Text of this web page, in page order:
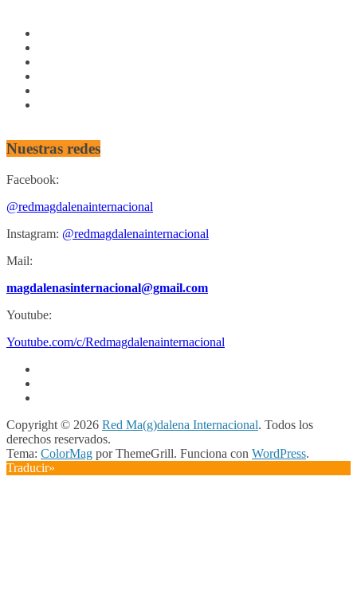
Nuestras redes
Facebook:
@redmagdalenainternacional
Instagram: @redmagdalenainternacional
Mail:
magdalenasinternacional@gmail.com
Youtube:
Youtube.com/c/Redmagdalenainternacional
Copyright © 2026 Red Ma(g)dalena Internacional. Todos los
derechos reservados.
Tema: ColorMag por ThemeGrill. Funciona con WordPress.
Traducir»